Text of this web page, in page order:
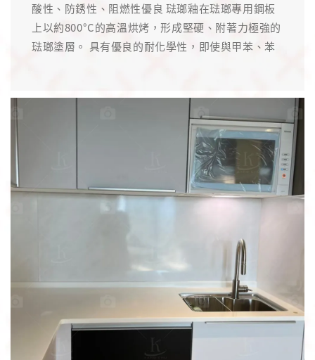
酸性、防銹性、阻燃性優良 琺瑯釉在琺瑯專用鋼板
上以約800°C的高溫烘烤，形成堅硬、附著力極強的
琺瑯塗層。 具有優良的耐化學性，即使與甲苯、苯